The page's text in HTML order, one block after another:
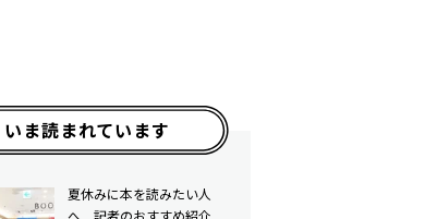
いま読まれています
夏休みに本を読みたい人
へ 記者のおすすめ紹介